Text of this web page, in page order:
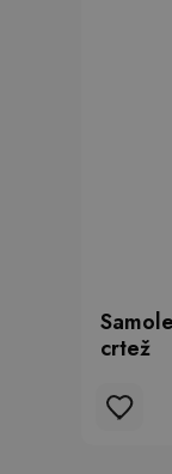
crtež